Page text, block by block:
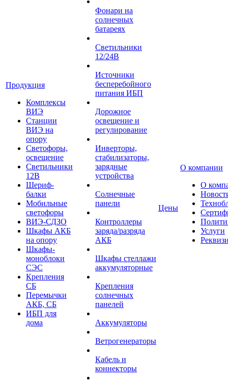
Продукция
Комплексы
ВИЭ
Станции
ВИЭ на
опору
Светофоры,
освещение
Светильники
12В
Шериф-
балки
Мобильные
светофоры
ВИЭ-СДЗО
Шкафы АКБ
на опору
Шкафы-
моноблоки
СЭС
Крепления
СБ
Перемычки
АКБ, СБ
ИБП для
дома
Фонари на
солнечных
батареях
Светильники
12/24В
Источники
бесперебойного
питания ИБП
Дорожное
освещение и
регулирование
Инверторы,
стабилизаторы,
зарядные
устройства
Солнечные
панели
Контроллеры
заряда/разряда
АКБ
Шкафы стеллажи
аккумуляторные
Крепления
солнечных
панелей
Аккумуляторы
Ветрогенераторы
Кабель и
коннекторы
Цены
О компании
О
Услуги